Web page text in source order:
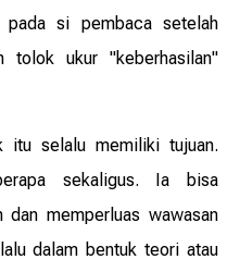
pada si pembaca setelah
tolok ukur "keberhasilan"
itu selalu memiliki tujuan.
sekaligus. Ia bisa
dan memperluas wawasan
dalam bentuk teori atau